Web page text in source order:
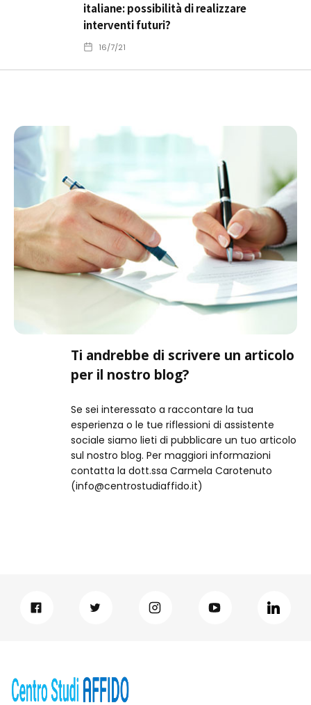
italiane: possibilità di realizzare
interventi futuri?
16/7/21
Ti andrebbe di scrivere un articolo
per il nostro blog?
Se sei interessato a raccontare la tua
esperienza o le tue riflessioni di assistente
sociale siamo lieti di pubblicare un tuo articolo
sul nostro blog. Per maggiori informazioni
contatta la dott.ssa Carmela Carotenuto
(info@centrostudiaffido.it)